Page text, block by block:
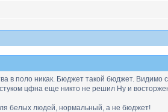
в поло никак. Бюджет такой бюджет. Видимо
цфна еще никто не решил Ну и
белых людей, нормальный, а не бюджет!